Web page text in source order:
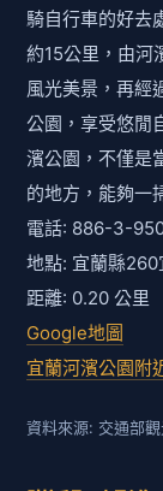
騎自行車的好去
約15公里，由河
風光美景，再經
公園，享受悠閒
濱公園，不僅是
的地方，能夠一
電話: 886-3-
地點: 宜蘭縣
距離: 0.20 公里
Google地圖
宜蘭河濱公園附
資料來源: 交通部